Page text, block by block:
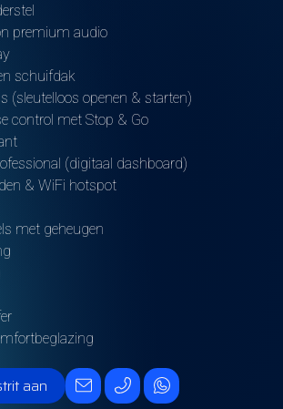
premium audio
schuifdak
(sleutelloos openen & starten)
control met Stop & Go
(digitaal dashboard)
& WiFi hotspot
met geheugen
aan